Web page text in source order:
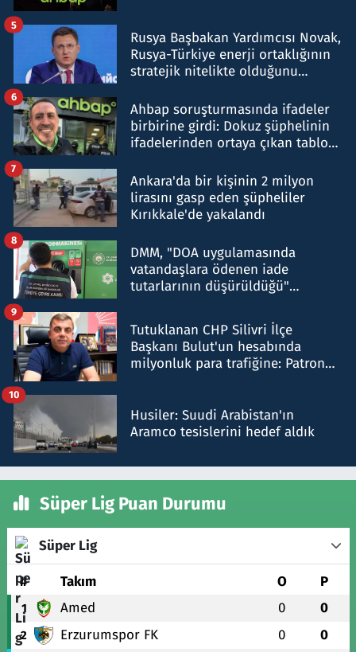
Rusya Başbakan Yardımcısı Novak,
Rusya-Türkiye enerji ortaklığının
stratejik nitelikte olduğunu
5
Ahbap soruşturmasında ifadeler
birbirine girdi: Dokuz şüphelinin
ifadelerinden ortaya çıkan tablo
6
Ankara'da bir kişinin 2 milyon
lirasını gasp eden şüpheliler
Kırıkkale'de yakalandı
7
DMM, "DOA uygulamasında
vatandaşlara ödenen iade
tutarlarının düşürüldüğü"
8
Tutuklanan CHP Silivri İlçe
Başkanı Bulut'un hesabında
milyonluk para trafiğine: Patron
9
Husiler: Suudi Arabistan'ın
Aramco tesislerini hedef aldık
10
Süper Lig Puan Durumu
Süper Lig
# Takım O P
1 Amed 0 0
2 Erzurumspor FK 0 0